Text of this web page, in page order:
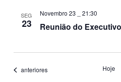
SEG
23 Reunião do
Novembro 23 _ 21:30
Eventos
anteriores Hoje